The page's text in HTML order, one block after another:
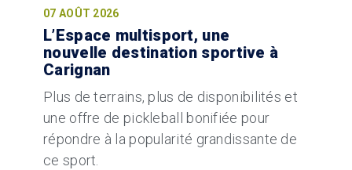
07 AOÛT 2026
L’Espace multisport, une
nouvelle destination sportive à
Carignan
Plus de terrains, plus de disponibilités et
une offre de pickleball bonifiée pour
répondre à la popularité grandissante de
ce sport.